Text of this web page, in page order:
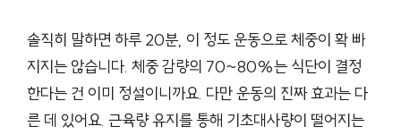
솔직히 말하면 하루 20분, 이 정도 운동으로 체중이 확 빠
지지는 않습니다. 체중 감량의 70~80%는 식단이 결정
한다는 건 이미 정설이니까요. 다만 운동의 진짜 효과는 다
른 데 있어요. 근육량 유지를 통해 기초대사량이 떨어지는